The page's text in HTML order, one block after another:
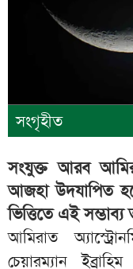
সংগৃহীত
সংযুক্ত আরব
আজহা উদযাপিত
ভিত্তিতে এই
আমিরাত
চেয়ারম্যান